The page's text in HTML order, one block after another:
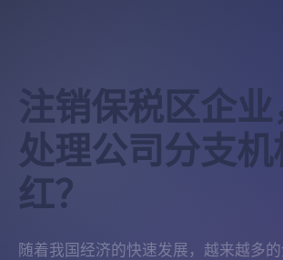
注销保税区企
处理公司分支机
红？
随着我国经济的快速发展，越来越多